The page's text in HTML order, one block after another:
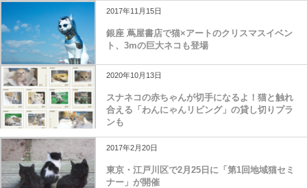
2017年11月15日
銀座 蔦屋書店で猫×アートのクリスマスイベン
ト、3mの巨大ネコも登場
2020年10月13日
スナネコの赤ちゃんが切手になるよ！猫と触れ
合える「わんにゃんリビング」の貸し切りプラ
ンも
2017年2月20日
東京・江戸川区で2月25日に「第1回地域猫セミ
ナー」が開催